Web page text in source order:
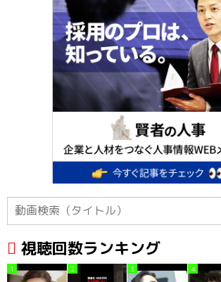
視聴回数ランキング
1 2 3 4